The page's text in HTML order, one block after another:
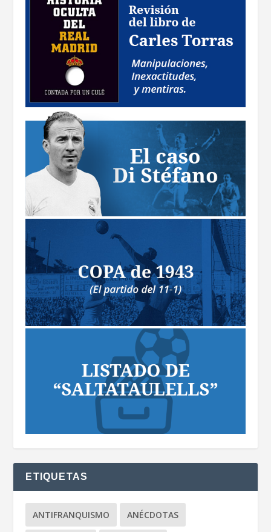
ETIQUETAS
ANTIFRANQUISMO ANÉCDOTAS